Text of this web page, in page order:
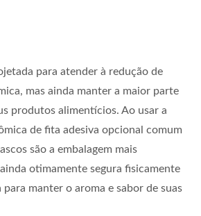
para atender à redução de
mas ainda manter a maior parte
produtos alimentícios. Ao usar a
de fita adesiva opcional comum
são a embalagem mais
otimamente segura fisicamente
manter o aroma e sabor de suas